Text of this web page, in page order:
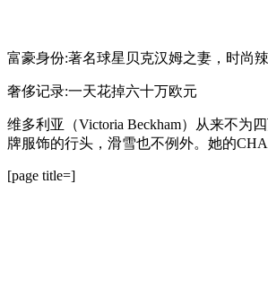
富豪身份:著名球星贝克汉姆之妻，时尚
奢侈记录:一天花掉六十万欧元
维多利亚（Victoria Beckham）从来不
牌服饰的行头，滑雪也不例外。她的
[page title=]